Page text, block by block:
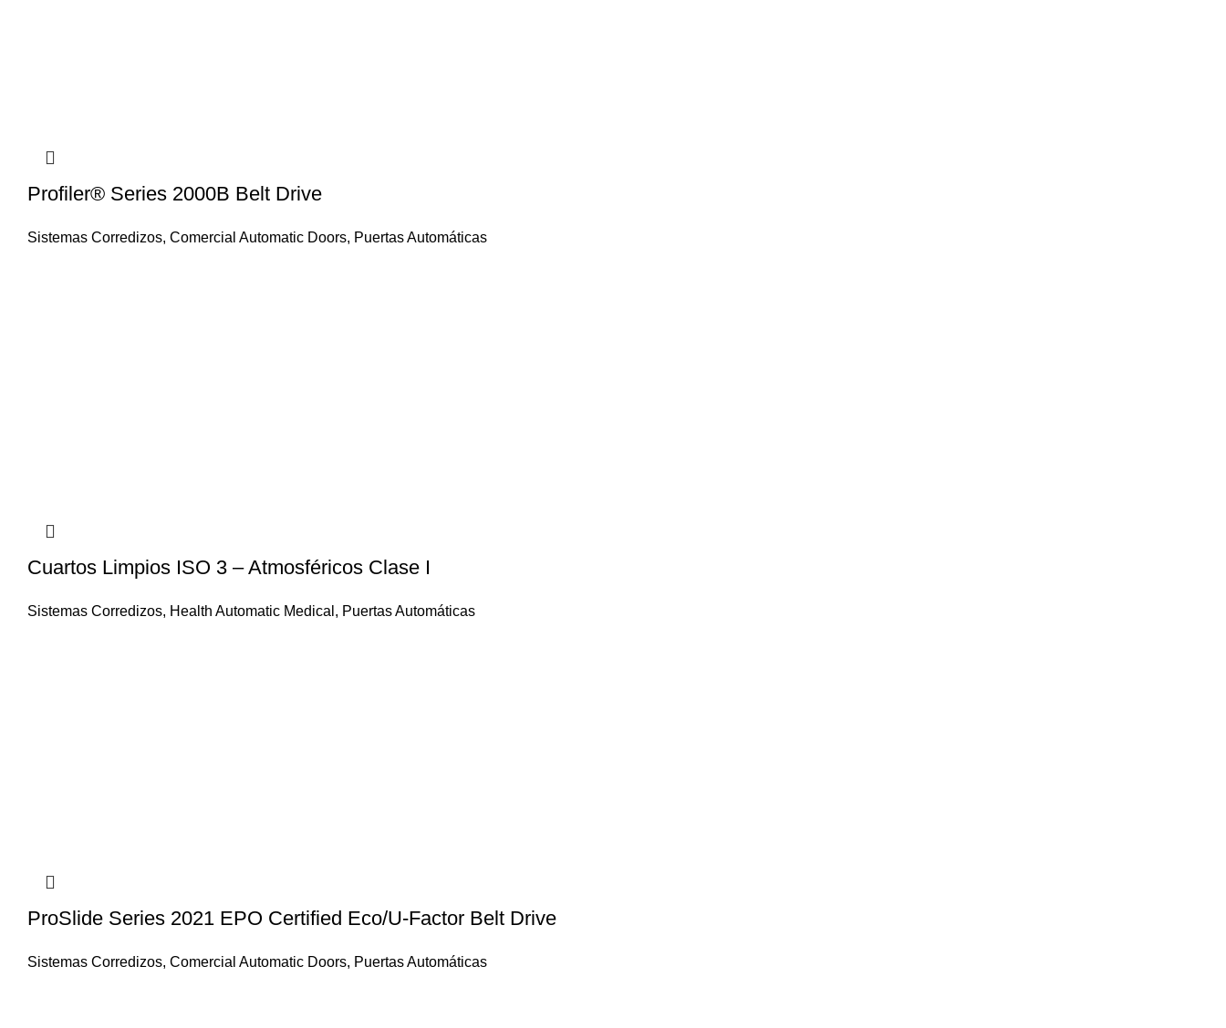
Profiler® Series 2000B Belt Drive
Sistemas Corredizos, Comercial Automatic Doors, Puertas Automáticas
Cuartos Limpios ISO 3 – Atmosféricos Clase I
Sistemas Corredizos, Health Automatic Medical , Puertas Automáticas
ProSlide Series 2021 EPO Certified Eco/U-Factor Belt Drive
Sistemas Corredizos, Comercial Automatic Doors, Puertas Automáticas